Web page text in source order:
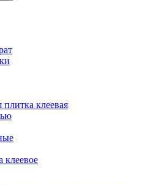
клеевая
клеевое